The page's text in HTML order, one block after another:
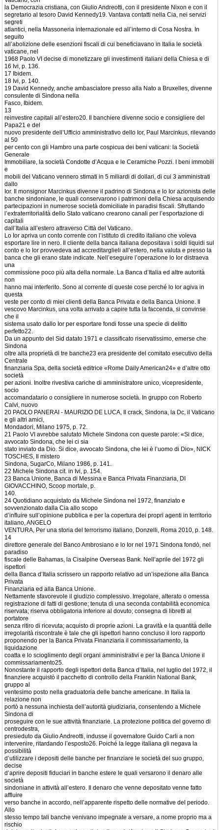
la Democrazia cristiana, con Giulio Andreotti, con il presidente Nixon e con il
segretario al tesoro David Kennedy19. Vantava contatti nella Cia, nei servizi
segreti
atlantici, nella Massoneria internazionale ed all’interno di Cosa Nostra. In
seguito
all’abolizione delle esenzioni fiscali di cui beneficiavano in Italia le società
vaticane, nel
1968 Paolo VI decise di monetizzare gli investimenti italiani della Chiesa e di
16 Ivi, p. 136.
17 Ibidem.
18 Ivi, p. 140.
19 David Kennedy, anche ambasciatore presso alla Nato a Bruxelles, divenne
consulente di Sindona nella
Fasco, Ibidem.
13
reinvestire capitali all’estero20. Il banchiere divenne socio e consigliere del
Papa21 e del
nuovo presidente dell’Ufficio amministrativo dello Ior, Paul Marcinkus, rilevando
al 50
per cento con gli Hambro una parte cospicua dei beni vaticani: la Società
Generale
Immobiliare, la società Condotte d’Acqua e le Ceramiche Pozzi. I beni immobili
e
mobili del Vaticano vennero stimati in 5 miliardi di dollari, di cui 3 amministrati
dallo
Ior. Il monsignor Marcinkus divenne il padrino di Sindona e lo Ior azionista delle
banche sindoniane, le quali conservarono i patrimoni della Chiesa acquisendo
partecipazioni in numerose società domiciliate in paradisi fiscali. Sfruttando
l’extraterritorialità dello Stato vaticano crearono canali per l’esportazione di
capitali
dall’Italia all’estero attraverso Città del Vaticano.
Lo Ior apriva un conto corrente con l’istituto di credito italiano che voleva
esportare lire in nero. Il cliente della banca italiana depositava i soldi liquidi sul
conto e lo Ior provvedeva ad accreditarglieli all’estero, nella valuta e presso la
banca che gli erano state indicate. Nell’eseguire l’operazione lo Ior distraeva
una
commissione poco più alta della normale. La Banca d’Italia ed altre autorità
non
hanno mai interferito. Sono al corrente di queste cose perché lo Ior agiva in
questa
veste per conto di miei clienti della Banca Privata e della Banca Unione. Il
vescovo Marcinkus, una volta arrivato a capire tutta la faccenda, si convinse
che il
sistema usato dallo Ior per esportare fondi fosse una specie di delitto
perfetto22.
Da un appunto del Sid datato 1971 e classificato riservatissimo, emerse che
Sindona
oltre alla proprietà di tre banche23 era presidente del comitato esecutivo della
Centrale
finanziaria Spa, della società editrice «Rome Daily American24» e d’altre otto
società
per azioni. Inoltre rivestiva cariche di amministratore unico, vicepresidente,
socio
accomandatario o consigliere in numerose società. In gruppo con Roberto
Calvi, nuovo
20 PAOLO PANERAI - MAURIZIO DE LUCA, Il crack, Sindona, la Dc, il Vaticano
e gli altri amici,
Mondadori, Milano 1975, p. 72.
21 Paolo VI avrebbe salutato Michele Sindona con queste parole: «Si dice,
avvocato Sindona, che lei ci sia
stato inviato da Dio. Si dice, avvocato Sindona, che lei è l’uomo di Dio», NICK
TOSCHES, Il mistero
Sindona, SugarCo, Milano 1986, p. 141.
22 Michele Sindona cit. in Ivi, p. 154.
23 Banca Unione, Banca di Messina e Banca Privata Finanziaria, DI
GIOVACCHINO, Scoop mortale, p.
140.
24 Quotidiano acquistato da Michele Sindona nel 1972, finanziato e
sovvenzionato dalla Cia allo scopo
d’influire sull’opinione pubblica e per la copertura dei propri agenti in territorio
italiano, ANGELO
VENTURA, Per una storia del terrorismo italiano, Donzelli, Roma 2010, p. 148.
14
direttore generale del Banco Ambrosiano e lo Ior nel 1971 Sindona fondò, nel
paradiso
fiscale delle Bahamas, la Cisalpine Overseas Bank. Nell’aprile del 1972 gli
ispettori
della Banca d’Italia scrissero un rapporto relativo ad un’ispezione alla Banca
Privata
Finanziaria ed alla Banca Unione.
Nettamente sfavorevole il giudizio complessivo. Irregolare, alterato o omessa
registrazione di fatti di gestione; tenuta di una seconda contabilità economica
riservata; riserva obbligatoria inferiore al dovuto; consegna di libretti al
portatore
senza ritiro di ricevuta; acquisto di proprie azioni. La gravità e la quantità delle
irregolarità riscontrate è tale che gli ispettori hanno concluso il loro rapporto
proponendo per la Banca Privata Finanziaria il commissariamento, la
liquidazione
coatta e lo scioglimento degli organi amministrativi e per la Banca Unione il
commissariamento25.
Nonostante il rapporto degli ispettori della Banca d’Italia, nel luglio del 1972, il
finanziere acquistò il pacchetto di controllo della Franklin National Bank,
gruppo al
ventesimo posto nella graduatoria delle banche americane. In Italia la
relazione non
portò a nessuna inchiesta dell’autorità giudiziaria, consentendo a Michele
Sindona di
proseguire con le sue attività finanziarie. La protezione politica del governo di
centrodestra,
presieduto da Giulio Andreotti, indusse il governatore Guido Carli a non
intervenire, ritardando l’esposto26. Poiché la legge italiana gli negava la
possibilità
d’utilizzare i depositi delle banche per finanziare le società del suo gruppo,
decise
d’aprire depositi fiduciari in banche estere le quali versarono il denaro alle
società
sindoniane in attività all’estero. Il denaro che venne depositato venne fatto
affluire
verso banche in accordo, nell’apparente rispetto delle normative del periodo.
Allo
stesso tempo tali banche venivano impegnate a versare, a nome proprio ma a
rischio